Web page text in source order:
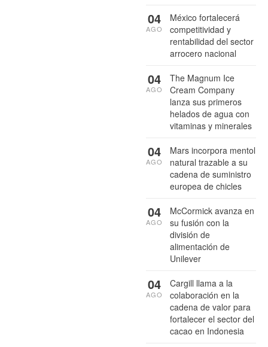
México fortalecerá
competitividad y
rentabilidad del sector
arrocero nacional
04
AGO
The Magnum Ice
Cream Company
lanza sus primeros
helados de agua con
vitaminas y minerales
04
AGO
Mars incorpora mentol
natural trazable a su
cadena de suministro
europea de chicles
04
AGO
McCormick avanza en
su fusión con la
división de
alimentación de
Unilever
04
AGO
Cargill llama a la
colaboración en la
cadena de valor para
fortalecer el sector del
cacao en Indonesia
04
AGO